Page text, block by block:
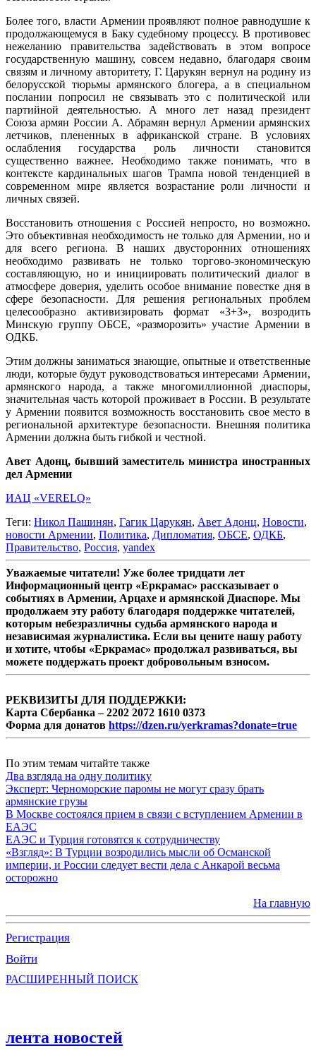
Более того, власти Армении проявляют полное равнодушие к
продолжающемуся в Баку судебному процессу. В противовес
нежеланию правительства задействовать в этом вопросе
государственную машину, совсем недавно, благодаря своим
связям и личному авторитету, Г. Царукян вернул на родину из
белорусской тюрьмы армянского блогера, а в специальном
послании попросил не связывать это с политической или
партийной деятельностью. А много лет назад президент
Союза армян России А. Абрамян вернул Армении армянских
летчиков, плененных в африканской стране. В условиях
ослабления государства роль личности становится
существенно важнее. Необходимо также понимать, что в
контексте кардинальных шагов Трампа новой тенденцией в
современном мире является возрастание роли личности и
личных связей.
Восстановить отношения с Россией непросто, но возможно.
Это объективная необходимость не только для Армении, но и
для всего региона. В наших двусторонних отношениях
необходимо развивать не только торгово-экономическую
составляющую, но и инициировать политический диалог в
атмосфере доверия, уделить особое внимание повестке дня в
сфере безопасности. Для решения региональных проблем
целесообразно активизировать формат «3+3», возродить
Минскую группу ОБСЕ, «разморозить» участие Армении в
ОДКБ.
Этим должны заниматься знающие, опытные и ответственные
люди, которые будут руководствоваться интересами Армении,
армянского народа, а также многомиллионной диаспоры,
значительная часть которой проживает в России. В результате
у Армении появится возможность восстановить свое место в
региональной архитектуре безопасности. Внешняя политика
Армении должна быть гибкой и честной.
Авет Адонц, бывший заместитель министра иностранных
дел Армении
ИАЦ «VERELQ»
Теги: Никол Пашинян, Гагик Царукян, Авет Адонц, Новости,
новости Армении, Политика, Дипломатия, ОБСЕ, ОДКБ,
Правительство, Россия, yandex
Уважаемые читатели! Уже более тридцати лет
Информационный центр «Еркрамас» рассказывает о
событиях в Армении, Арцахе и армянской Диаспоре. Мы
продолжаем эту работу благодаря поддержке читателей,
которым небезразличны судьба армянского народа и
независимая журналистика. Если вы цените нашу работу
и хотите, чтобы «Еркрамас» продолжал развиваться, вы
можете поддержать проект добровольным взносом.
РЕКВИЗИТЫ ДЛЯ ПОДДЕРЖКИ:
Карта Сбербанка – 2202 2072 1610 0373
Форма для донатов https://dzen.ru/yerkramas?donate=true
По этим темам читайте также
Два взгляда на одну политику
Эксперт: Черноморские паромы не могут сразу брать
армянские грузы
В Москве состоялся прием в связи с вступлением Армении в
ЕАЭС
ЕАЭС и Турция готовятся к сотрудничеству
«Взгляд»: В Турции возродились мысли об Османской
империи, и России следует вести дела с Анкарой весьма
осторожно
На главную
Регистрация
Войти
РАСШИРЕННЫЙ ПОИСК
лента новостей